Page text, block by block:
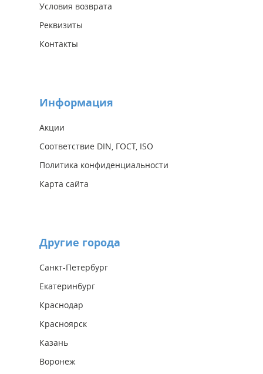
Условия возврата
Реквизиты
Контакты
Информация
Акции
Соответствие DIN, ГОСТ, ISO
Политика конфиденциальности
Карта сайта
Другие города
Санкт-Петербург
Екатеринбург
Краснодар
Красноярск
Казань
Воронеж